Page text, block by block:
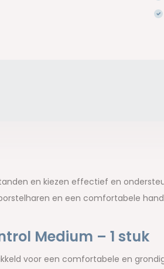
en kiezen effectief en
en een comfortabele
Medium – 1 stuk
voor een comfortabele en